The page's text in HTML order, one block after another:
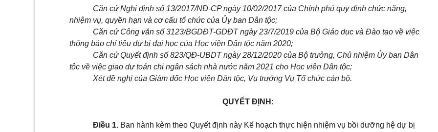
Căn cứ Nghị định số 13/2017/NĐ-CP ngày 10/02/2017 của Chính phủ quy định chức năng,
nhiệm vụ, quyền hạn và cơ cấu tổ chức của Ủy ban Dân tộc;
Căn cứ Công văn số 3123/BGDĐT-GDĐT ngày 23/7/2019 của Bộ Giáo dục và Đào tạo về việc
thông báo chỉ tiêu dự bị đại học của Học viện Dân tộc năm 2020;
Căn cứ Quyết định số 823/QĐ-UBDT ngày 28/12/2020 của Bộ trưởng, Chủ nhiệm Ủy ban Dân
tộc về việc giao dự toán chi ngân sách nhà nước năm 2021 cho Học viện Dân tộc;
Xét đề nghị của Giám đốc Học viện Dân tộc, Vụ trưởng Vụ Tổ chức cán bộ.
QUYẾT ĐỊNH:
Điều 1. Ban hành kèm theo Quyết định này Kế hoạch thực hiện nhiệm vụ bồi dưỡng hệ dự bị